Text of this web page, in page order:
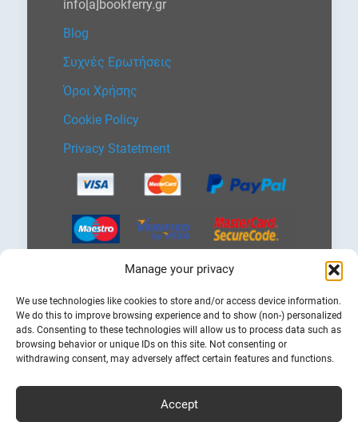
Manage your privacy
We use technologies like cookies to store and/or access device information.
We do this to improve browsing experience and to show (non-) personalized
ads. Consenting to these technologies will allow us to process data such as
browsing behavior or unique IDs on this site. Not consenting or
withdrawing consent, may adversely affect certain features and functions.
Accept
info[a]bookferry.gr
Blog
Συχνές Ερωτήσεις
Όροι Χρήσης
Cookie Policy
Privacy Statetment
μια
γλώσσα
Φθηνά Ακτοπλοϊκά Εισητήρια